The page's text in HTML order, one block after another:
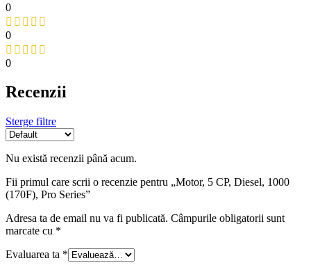
0
0
0
Recenzii
Sterge filtre
Nu există recenzii până acum.
Fii primul care scrii o recenzie pentru „Motor, 5 CP, Diesel, 1000
(170F), Pro Series”
Adresa ta de email nu va fi publicată. Câmpurile obligatorii sunt
marcate cu *
Evaluarea ta *